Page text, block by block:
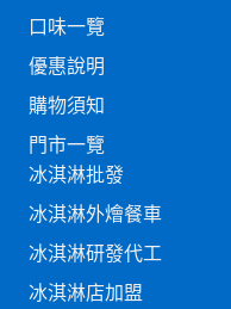
口味一覽
優惠說明
購物須知
門市一覽
冰淇淋批發
冰淇淋外燴餐車
冰淇淋研發代工
冰淇淋店加盟